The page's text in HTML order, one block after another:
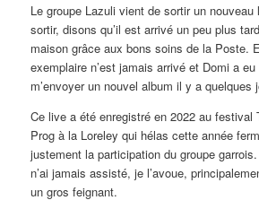
Le groupe Lazuli vient de sortir un
sortir, disons qu’il est arrivé un peu plus
maison grâce aux bons soins de la Poste.
exemplaire n’est jamais arrivé et Domi a
m’envoyer un nouvel album il y a quelques
Ce live a été enregistré en 2022 au festival
Prog à la Loreley qui hélas cette année
justement la participation du groupe
n’ai jamais assisté, je l’avoue,
un gros feignant.